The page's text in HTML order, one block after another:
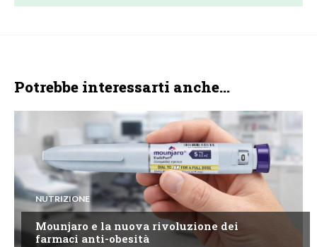
Potrebbe interessarti anche...
NUTRIZIONE
Mounjaro e la nuova rivoluzione dei
farmaci anti-obesità